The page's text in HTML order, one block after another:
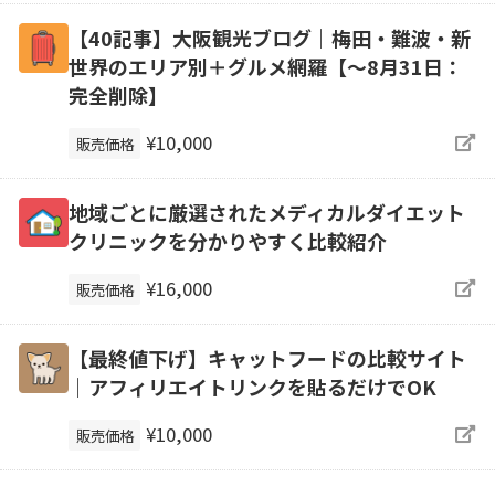
【40記事】大阪観光ブログ｜梅田・難波・新
世界のエリア別＋グルメ網羅【～8月31日：
完全削除】
販売価格 ¥10,000
地域ごとに厳選されたメディカルダイエット
クリニックを分かりやすく比較紹介
販売価格 ¥16,000
【最終値下げ】キャットフードの比較サイト
｜アフィリエイトリンクを貼るだけでOK
販売価格 ¥10,000